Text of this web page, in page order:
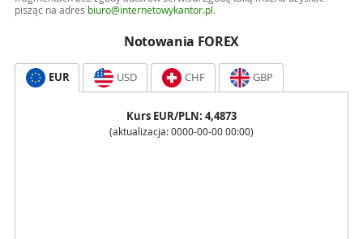
pisząc na adres biuro@internetowykantor.pl .
Notowania FOREX
EUR USD CHF GBP
Kurs EUR/PLN: 4,4873
(aktualizacja: 0000-00-00 00:00)